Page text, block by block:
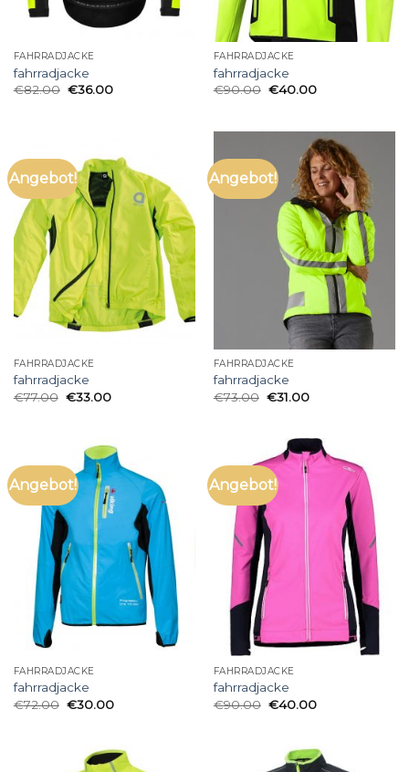
FAHRRADJACKE
fahrradjacke
€82.00 €36.00
FAHRRADJACKE
fahrradjacke
€90.00 €40.00
Angebot!
FAHRRADJACKE
fahrradjacke
€77.00 €33.00
Angebot!
FAHRRADJACKE
fahrradjacke
€73.00 €31.00
Angebot!
FAHRRADJACKE
fahrradjacke
€72.00 €30.00
Angebot!
FAHRRADJACKE
fahrradjacke
€90.00 €40.00